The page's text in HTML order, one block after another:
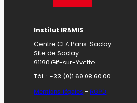
Institut IRAMIS
Centre CEA Paris-Saclay
Site de Saclay
91190 Gif-sur-Yvette
Tél. : +33 (0)1 69 08 60 00
Mentions légales – RGPD